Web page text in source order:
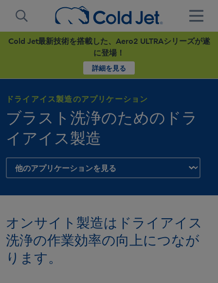
Cold Jet最新技術を搭載した、Aero2 ULTRAシリーズが遂
に登場！
詳細を見る
ドライアイス製造のアプリケーション
ブラスト洗浄のためのドラ
イアイス製造
オンサイト製造はドライアイス
洗浄の作業効率の向上につなが
ります。